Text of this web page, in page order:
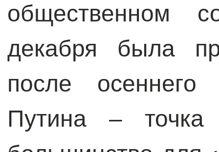
общественном
декабря была
после осеннего
Путина – точка